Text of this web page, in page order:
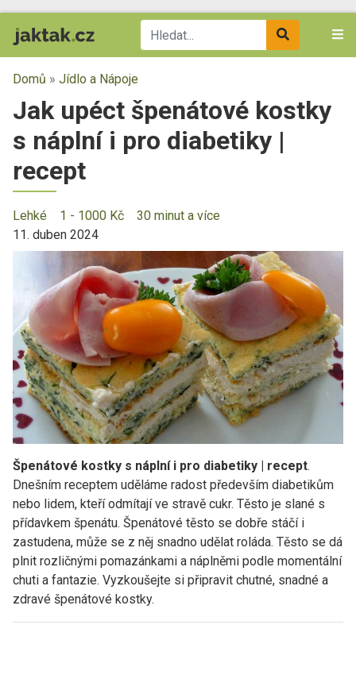
Domů » Jídlo a Nápoje
Jak upéct špenátové kostky
s náplní i pro diabetiky |
recept
Lehké 1 - 1000 Kč
30 minut a více
11. duben 2024
Špenátové kostky s náplní i pro diabetiky | recept.
Dnešním receptem uděláme radost především diabetikům
nebo lidem, kteří odmítají ve stravě cukr. Těsto je slané s
přídavkem špenátu. Špenátové těsto se dobře stáčí i
zastudena, může se z něj snadno udělat roláda. Těsto se dá
plnit rozličnými pomazánkami a náplněmi podle momentální
chuti a fantazie. Vyzkoušejte si připravit chutné, snadné a
zdravé špenátové kostky.